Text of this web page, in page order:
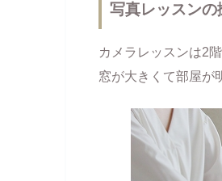
写真レッスンの
カメラレッスンは2
窓が大きくて部屋が